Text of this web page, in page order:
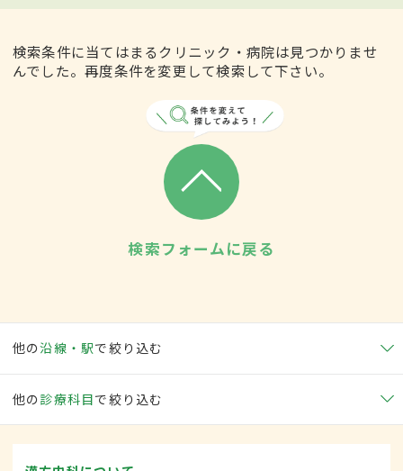
検索条件に当てはまるクリニック・病院は見つかりませ
んでした。再度条件を変更して検索して下さい。
検索フォームに戻る
他の沿線・駅で絞り込む
他の 診療科目で絞り込む